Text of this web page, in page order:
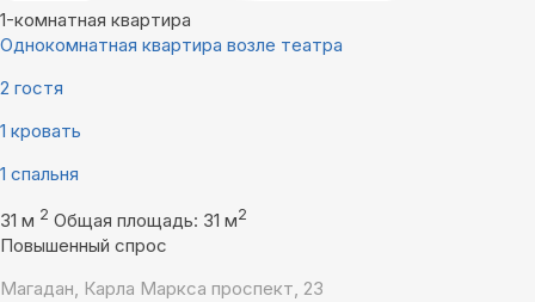
1-комнатная квартира
Однокомнатная квартира возле театра
2 гостя
1 кровать
1 спальня
31 м 2 Общая площадь: 31 м2
Повышенный спрос
Магадан, Карла Маркса проспект, 23